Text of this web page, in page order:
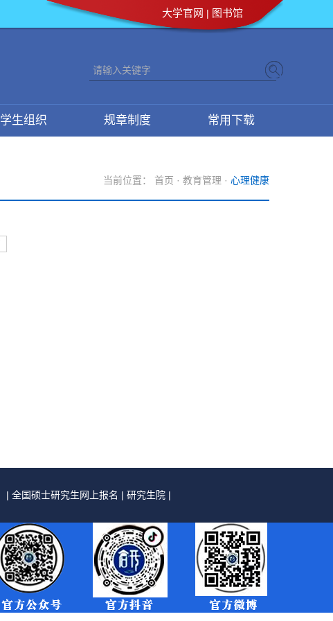
大学官网 | 图书馆
学生组织 规章制度 常用下载
当前位置： 首页 · 教育管理 · 心理健康
| 全国硕士研究生网上报名 | 研究生院 |